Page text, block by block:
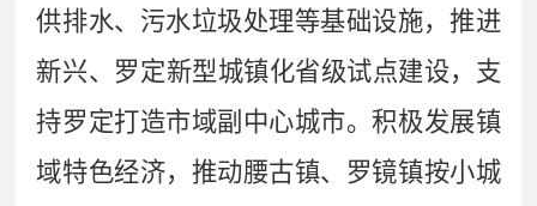
供排水、污水垃圾处理等基础设施， 推进
新兴、罗定新型城镇化省级试点建设，支
持罗定打造市域副中心城市。积极发展镇
域特色经济， 推动腰古镇、罗镜镇按小城